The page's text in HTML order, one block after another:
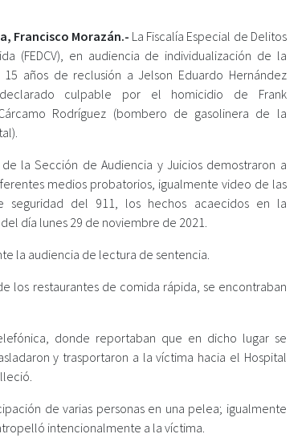
Francisco Morazán.- La Fiscalía Especial de Delitos
(FEDCV), en audiencia de individualización de la
años de reclusión a Jelson Eduardo Hernández
declarado culpable por el homicidio de Frank
Rodríguez (bombero de gasolinera de la
de la Sección de Audiencia y Juicios demostraron a
medios probatorios, igualmente video de las
seguridad del 911, los hechos acaecidos en la
día lunes 29 de noviembre de 2021.
la audiencia de lectura de sentencia.
los restaurantes de comida rápida, se encontraban
donde reportaban que en dicho lugar se
y trasportaron a la víctima hacia el Hospital
de varias personas en una pelea; igualmente
intencionalmente a la víctima.